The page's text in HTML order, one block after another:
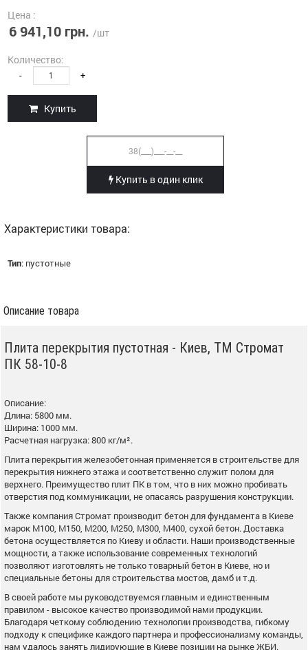
Цена :
6 941,10 грн. /шт
Количество:
- +
Купить
Купить в один клик
Характеристики товара:
Тип: пустотные
Описание товара
Плита перекрытия пустотная - Киев, ТМ Стромат
ПК 58-10-8
Описание:
Длина: 5800 мм.
Ширина: 1000 мм.
Расчетная нагрузка: 800 кг/м².
Плита перекрытия железобетонная применяется в строительстве для
перекрытия нижнего этажа и соответственно служит полом для
верхнего. Преимущество плит ПК в том, что в них можно пробивать
отверстия под коммуникации, не опасаясь разрушения конструкции.
Также компания Стромат производит бетон для фундамента в Киеве
марок М100, М150, М200, М250, М300, М400, сухой бетон. Доставка
бетона осуществляется по Киеву и области. Наши производственные
мощности, а также использование современных технологий
позволяют изготовлять не только товарный бетон в Киеве, но и
специальные бетоны для строительства мостов, дамб и т.д.
В своей работе мы руководствуемся главным и единственным
правилом - высокое качество производимой нами продукции.
Благодаря четкому соблюдению технологии производства, гибкому
подходу к специфике каждого партнера и профессионализму команды,
нам удалось занять лидирующие в Киеве позиции на рынке ЖБИ.